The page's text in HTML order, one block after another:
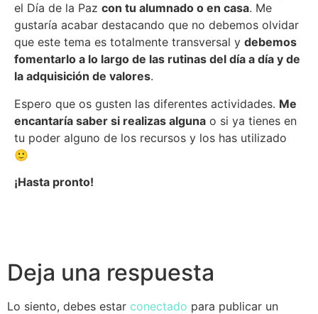
el Día de la Paz con tu alumnado o en casa. Me
gustaría acabar destacando que no debemos olvidar
que este tema es totalmente transversal y debemos
fomentarlo a lo largo de las rutinas del día a día y de
la adquisición de valores.
Espero que os gusten las diferentes actividades. Me
encantaría saber si realizas alguna o si ya tienes en
tu poder alguno de los recursos y los has utilizado
🙂
¡Hasta pronto!
Deja una respuesta
Lo siento, debes estar conectado para publicar un